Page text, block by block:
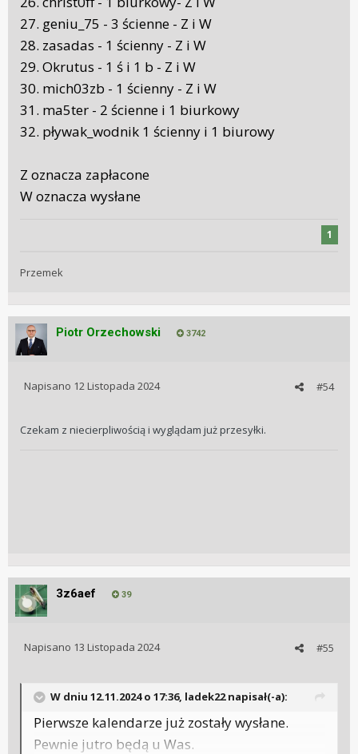
27. geniu_75 - 3 ścienne - Z i W
28. zasadas - 1 ścienny - Z i W
29. Okrutus - 1 ś i 1 b - Z i W
30. mich03zb - 1 ścienny - Z i W
31. ma5ter - 2 ścienne i 1 biurkowy
32. pływak_wodnik 1 ścienny i 1 biurowy
Z oznacza zapłacone
W oznacza wysłane
1
Przemek
Piotr Orzechowski 3742
#54
Napisano 12 Listopada 2024
Czekam z niecierpliwością i wyglądam już przesyłki.
3z6aef 39
#55
Napisano 13 Listopada 2024
W dniu 12.11.2024 o 17:36, ladek22napisał(-a):
Pierwsze kalendarze już zostały wysłane.
Pewnie jutro będą u Was.